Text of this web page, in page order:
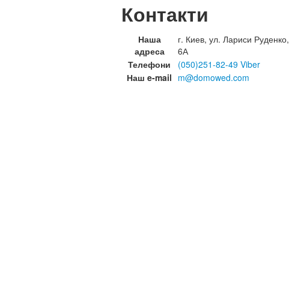
Контакти
Наша
адреса
г. Киев, ул. Лариси Руденко,
6А
Телефони
(050)251-82-49 Viber
Наш e-mail m@domowed.com